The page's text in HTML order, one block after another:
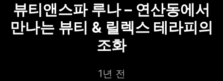
분위기를 기억하는 법 – 감성 컨셉 데이트 6가지
은근한 끌림을 만드는 법 – 감각적인 무드 데이트 5가지
찜질스파
뷰티앤스파 루나 – 연산동에서
만나는 뷰티 & 릴렉스 테라피의
조화
1년 전